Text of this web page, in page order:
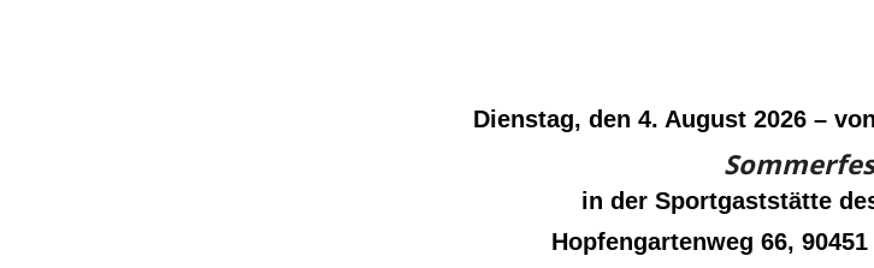
Dienstag, den 4. August 2026 –
in der Sportgaststätte
Hopfengartenweg 66,